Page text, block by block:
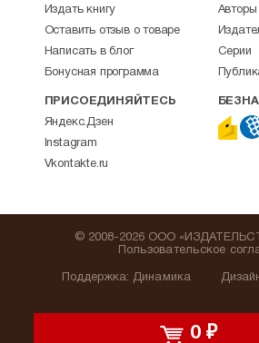
0 ₽
Издать книгу
Оставить отзыв о товаре
Написать в блог
Бонусная программа
Авторы
Серии
ПРИСОЕДИНЯЙТЕСЬ
Яндекс.Дзен
Instagram
Vkontakte.ru
Поддержка: Динамика
© 2008-2026 ООО
Пользовательское